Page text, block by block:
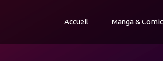
Accueil Manga &